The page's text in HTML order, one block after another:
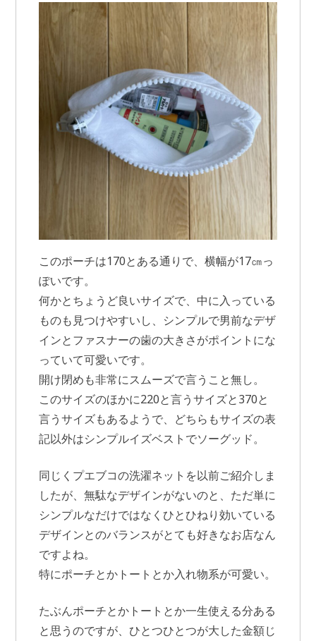
このポーチは170とある通りで、横幅が17㎝っ
ぽいです。
何かとちょうど良いサイズで、中に入っている
ものも見つけやすいし、シンプルで男前なデザ
インとファスナーの歯の大きさがポイントにな
っていて可愛いです。
開け閉めも非常にスムーズで言うこと無し。
このサイズのほかに220と言うサイズと370と
言うサイズもあるようで、どちらもサイズの表
記以外はシンプルイズベストでソーグッド。
同じくプエブコの洗濯ネットを以前ご紹介しま
したが、無駄なデザインがないのと、ただ単に
シンプルなだけではなくひとひねり効いている
デザインとのバランスがとても好きなお店なん
ですよね。
特にポーチとかトートとか入れ物系が可愛い。
たぶんポーチとかトートとか一生使える分ある
と思うのですが、ひとつひとつが大した金額じ